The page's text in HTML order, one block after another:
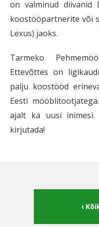
on valminud diivanid
koostööpartnerite või
Lexus) jaoks.
Tarmeko
Ettevõttes on
palju koostööd
Eesti
ajalt ka uusi
kirjutada!